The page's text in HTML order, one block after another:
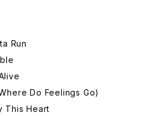
Run
Do Feelings Go)
This Heart